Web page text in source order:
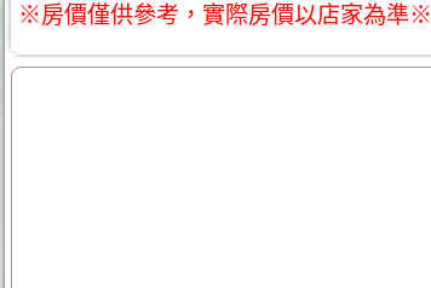
※房價僅供參考，實際房價以店家為準※